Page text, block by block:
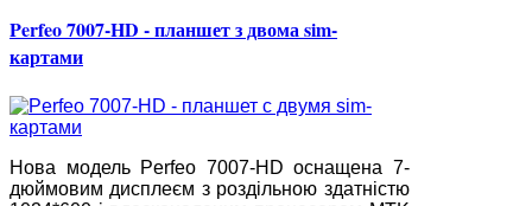
Perfeo 7007-HD - планшет з двома sim-
картами
Нова модель Perfeo 7007-HD оснащена 7-
дюймовим дисплеєм з роздільною здатністю